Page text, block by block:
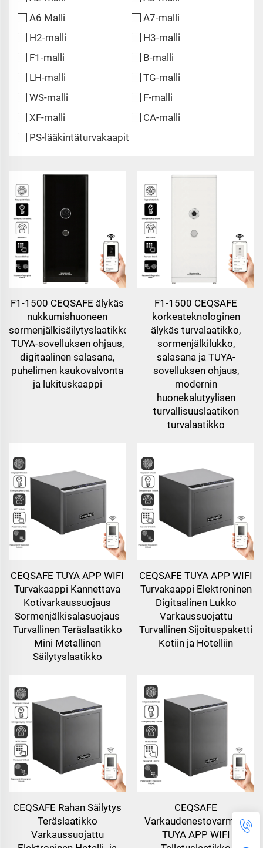
A6 Malli
A7-malli
H2-malli
H3-malli
F1-malli
B-malli
LH-malli
TG-malli
WS-malli
F-malli
XF-malli
CA-malli
PS-lääkintäturvakaapit
F1-1500 CEQSAFE älykäs
nukkumishuoneen
sormenjälkisäilytyslaatikko,
TUYA-sovelluksen ohjaus,
digitaalinen salasana,
puhelimen kaukovalvonta
ja lukituskaappi
F1-1500 CEQSAFE
korkeateknologinen
älykäs turvalaatikko,
sormenjälkilukko,
salasana ja TUYA-
sovelluksen ohjaus,
modernin
huonekalutyylisen
turvallisuuslaatikon
turvalaatikko
CEQSAFE TUYA APP WIFI
Turvakaappi Kannettava
Kotivarkaussuojaus
Sormenjälkisalasuojaus
Turvallinen Teräslaatikko
Mini Metallinen
Säilytyslaatikko
CEQSAFE TUYA APP WIFI
Turvakaappi Elektroninen
Digitaalinen Lukko
Varkaussuojattu
Turvallinen Sijoituspaketti
Kotiin ja Hotelliin
CEQSAFE Rahan Säilytys
Teräslaatikko
Varkaussuojattu
CEQSAFE
Varkaudenestovarmisti
TUYA APP WIFI